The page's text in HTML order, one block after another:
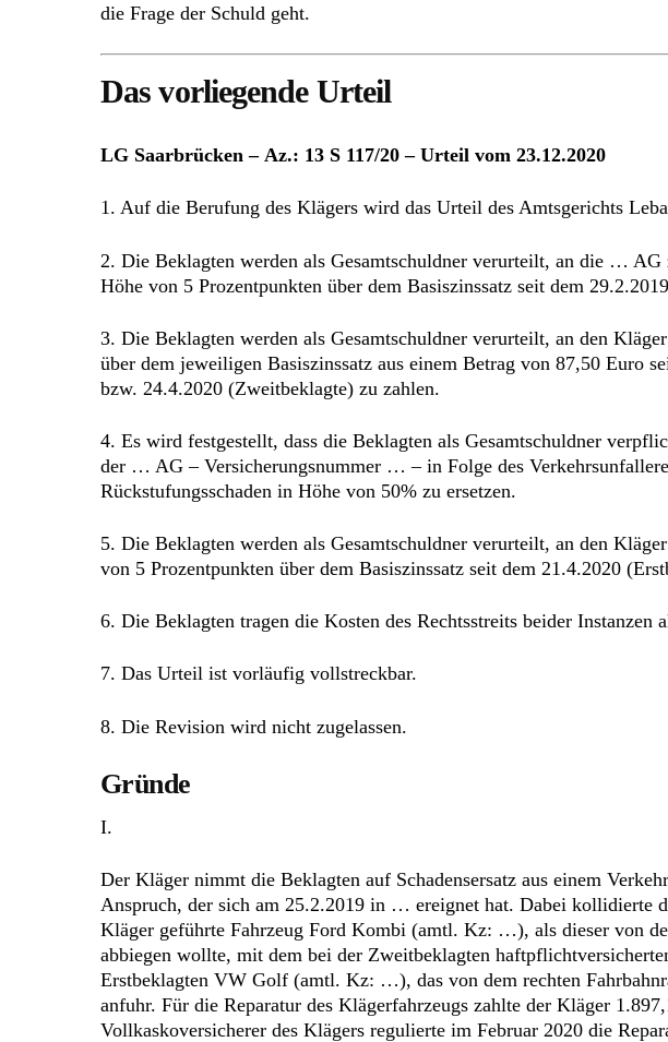
die Frage der Schuld geht.
Das vorliegende Urteil
LG Saarbrücken – Az.: 13 S 117/20 – Urteil vom 23.12.2020
1. Auf die Berufung des Klägers wird das Urteil des Amtsgerichts
2. Die Beklagten werden als Gesamtschuldner verurteilt, an die …
Höhe von 5 Prozentpunkten über dem Basiszinssatz seit dem
3. Die Beklagten werden als Gesamtschuldner verurteilt, an den
über dem jeweiligen Basiszinssatz aus einem Betrag von 87,50 Euro
bzw. 24.4.2020 (Zweitbeklagte) zu zahlen.
4. Es wird festgestellt, dass die Beklagten als Gesamtschuldner
der … AG – Versicherungsnummer … – in Folge des
Rückstufungsschaden in Höhe von 50% zu ersetzen.
5. Die Beklagten werden als Gesamtschuldner verurteilt, an den
von 5 Prozentpunkten über dem Basiszinssatz seit dem 21.4.2020
6. Die Beklagten tragen die Kosten des Rechtsstreits beider Instanzen
7. Das Urteil ist vorläufig vollstreckbar.
8. Die Revision wird nicht zugelassen.
Gründe
I.
Der Kläger nimmt die Beklagten auf Schadensersatz aus einem
Anspruch, der sich am 25.2.2019 in … ereignet hat. Dabei kollidierte
Kläger geführte Fahrzeug Ford Kombi (amtl. Kz: …), als dieser von
abbiegen wollte, mit dem bei der Zweitbeklagten
Erstbeklagten VW Golf (amtl. Kz: …), das von dem rechten
anfuhr. Für die Reparatur des Klägerfahrzeugs zahlte der Kläger
Vollkaskoversicherer des Klägers regulierte im Februar 2020 die